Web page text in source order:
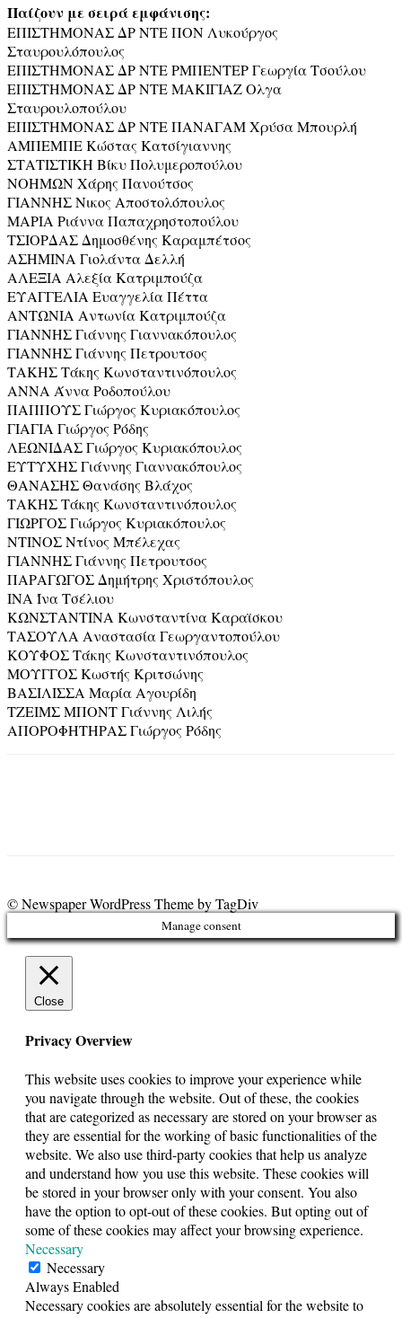
Παίζουν με σειρά εμφάνισης:
ΕΠΙΣΤΗΜΟΝΑΣ ΔΡ ΝΤΕ ΠΟΝ Λυκούργος
Σταυρουλόπουλος
ΕΠΙΣΤΗΜΟΝΑΣ ΔΡ ΝΤΕ ΡΜΠΕΝΤΕΡ Γεωργία Τσούλου
ΕΠΙΣΤΗΜΟΝΑΣ ΔΡ ΝΤΕ ΜΑΚΙΓΙΑΖ Ολγα
Σταυρουλοπούλου
ΕΠΙΣΤΗΜΟΝΑΣ ΔΡ ΝΤΕ ΠΑΝΑΓΑΜ Χρύσα Μπουρλή
ΑΜΠΕΜΠΕ Κώστας Κατσίγιαννης
ΣΤΑΤΙΣΤΙΚΗ Βίκυ Πολυμεροπούλου
ΝΟΗΜΩΝ Χάρης Πανούτσος
ΓΙΑΝΝΗΣ Νικος Αποστολόπουλος
ΜΑΡΙΑ Ριάννα Παπαχρηστοπούλου
ΤΣΙΟΡΔΑΣ Δημοσθένης Καραμπέτσος
ΑΣΗΜΙΝΑ Γιολάντα Δελλή
ΑΛΕΞΙΑ Αλεξία Κατριμπούζα
ΕΥΑΓΓΕΛΙΑ Ευαγγελία Πέττα
ΑΝΤΩΝΙΑ Αντωνία Κατριμπούζα
ΓΙΑΝΝΗΣ Γιάννης Γιαννακόπουλος
ΓΙΑΝΝΗΣ Γιάννης Πετρουτσος
ΤΑΚΗΣ Τάκης Κωνσταντινόπουλος
ΑΝΝΑ Άννα Ροδοπούλου
ΠΑΠΠΟΥΣ Γιώργος Κυριακόπουλος
ΓΙΑΓΙΑ Γιώργος Ρόδης
ΛΕΩΝΙΔΑΣ Γιώργος Κυριακόπουλος
ΕΥΤΥΧΗΣ Γιάννης Γιαννακόπουλος
ΘΑΝΑΣΗΣ Θανάσης Βλάχος
ΤΑΚΗΣ Τάκης Κωνσταντινόπουλος
ΓΙΩΡΓΟΣ Γιώργος Κυριακόπουλος
ΝΤΙΝΟΣ Ντίνος Μπέλεχας
ΓΙΑΝΝΗΣ Γιάννης Πετρουτσος
ΠΑΡΑΓΩΓΟΣ Δημήτρης Χριστόπουλος
INA Ίνα Τσέλιου
ΚΩΝΣΤΑΝΤΙΝΑ Κωνσταντίνα Καραϊσκου
ΤΑΣΟΥΛΑ Αναστασία Γεωργαντοπούλου
ΚΟΥΦΟΣ Τάκης Κωνσταντινόπουλος
ΜΟΥΓΓΟΣ Κωστής Κριτσώνης
ΒΑΣΙΛΙΣΣΑ Μαρία Αγουρίδη
ΤΖΕΙΜΣ ΜΠΟΝΤ Γιάννης Λιλής
ΑΠΟΡΟΦΗΤΗΡΑΣ Γιώργος Ρόδης
© Newspaper WordPress Theme by TagDiv
Manage consent
Close
Privacy Overview
This website uses cookies to improve your experience while
you navigate through the website. Out of these, the cookies
that are categorized as necessary are stored on your browser as
they are essential for the working of basic functionalities of the
website. We also use third-party cookies that help us analyze
and understand how you use this website. These cookies will
be stored in your browser only with your consent. You also
have the option to opt-out of these cookies. But opting out of
some of these cookies may affect your browsing experience.
Necessary
Necessary
Always Enabled
Necessary cookies are absolutely essential for the website to